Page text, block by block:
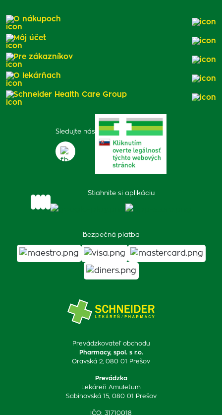
Prevádzkovateľ obchodu
Pharmacy, spol. s r.o.
Oravská 2, 080 01 Prešov
Prevádzka
Lekáreň Amuletum
Sabinovská 15, 080 01 Prešov
IČO: 31710018
Sledujte nás
Stiahnite si aplikáciu
Bezpečná platba
O nákupoch
Môj účet
Pre zákazníkov
O lekárňach
Schneider Health Care Group